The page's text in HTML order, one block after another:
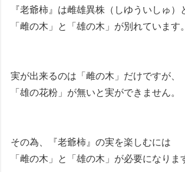
『老爺柿』は雌雄異株（しゆういしゅ）
「雌の木」と「雄の木」が別れています。
実が出来るのは「雌の木」だけですが、
「雄の花粉」が無いと実ができません。
その為、『老爺柿』の実を楽しむには
「雌の木」と「雄の木」が必要になりま